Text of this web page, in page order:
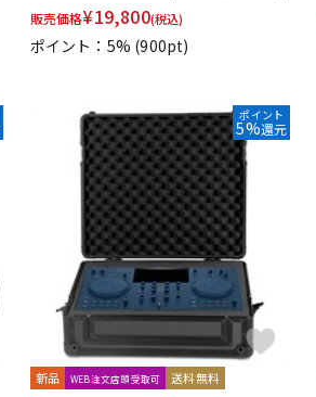
販売価格¥19,800(税込)
ポイント：5% (900pt)
ポイント
5%還元
新品 WEB注文店頭受取可 送料無料